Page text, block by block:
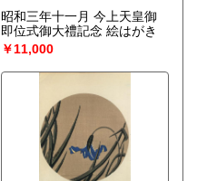
昭和三年十一月 今上天皇御
即位式御大禮記念 絵はがき
￥11,000